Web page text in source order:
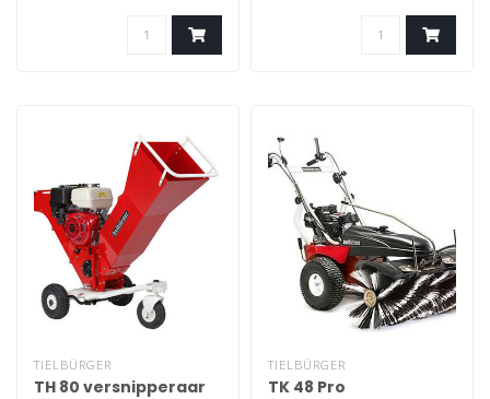
TIELBÜRGER
TH 80 versnipperaar
TIELBÜRGER
TK 48 Pro